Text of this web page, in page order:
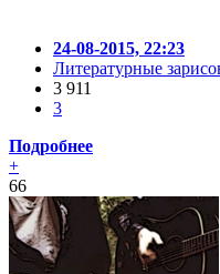
24-08-2015, 22:23
Литературные
3 911
3
Подробнее
+
66